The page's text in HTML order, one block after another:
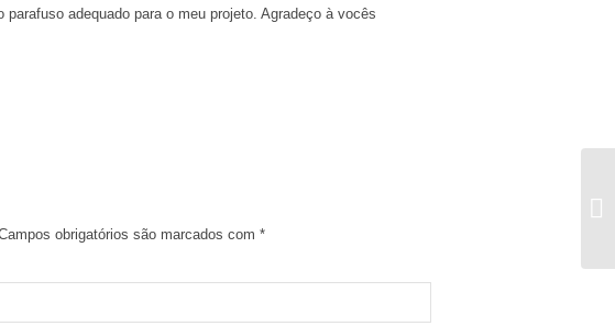
adequado para o meu projeto. Agradeço à vocês
obrigatórios são marcados com *